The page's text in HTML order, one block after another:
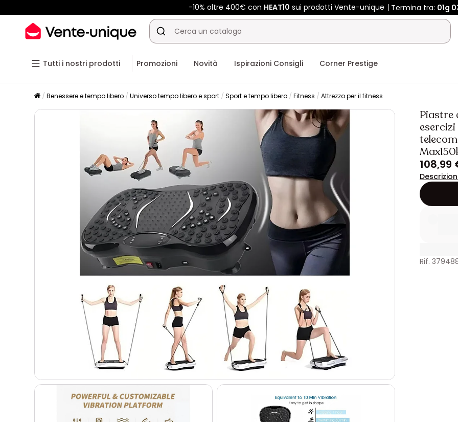
-10% oltre 400€ con HEAT10 sui prodotti Vente-unique Termina tra: 01g
Tutti i nostri prodotti Promozioni Novità Ispirazioni Consigli Corner Prestige
Benessere e tempo libero Universo tempo libero e sport Sport e tempo libero Fitness Attrezzo per il fitness
Piastre
108,99
Rif.